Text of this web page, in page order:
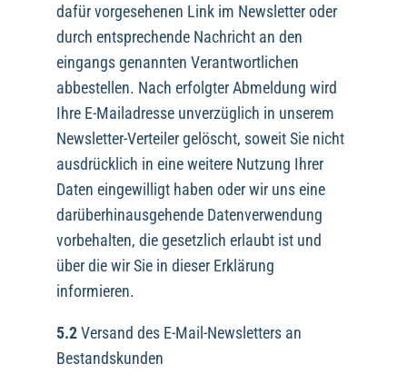
dafür vorgesehenen Link im Newsletter oder
durch entsprechende Nachricht an den
eingangs genannten Verantwortlichen
abbestellen. Nach erfolgter Abmeldung wird
Ihre E-Mailadresse unverzüglich in unserem
Newsletter-Verteiler gelöscht, soweit Sie nicht
ausdrücklich in eine weitere Nutzung Ihrer
Daten eingewilligt haben oder wir uns eine
darüberhinausgehende Datenverwendung
vorbehalten, die gesetzlich erlaubt ist und
über die wir Sie in dieser Erklärung
informieren.
5.2Versand des E-Mail-Newsletters an
Bestandskunden